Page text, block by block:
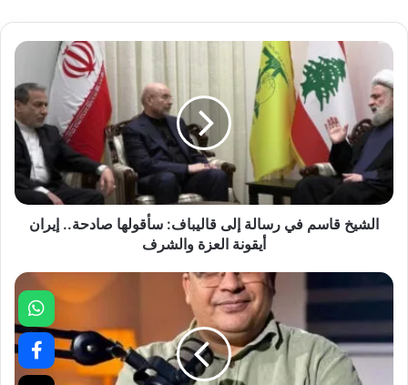
الشيخ قاسم في رسالة إلى قاليباف: سأقولها صادحة.. إيران
أيقونة العزة والشرف